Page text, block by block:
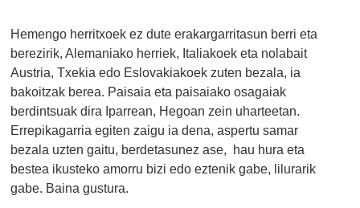
Hemengo herritxoek ez dute erakargarritasun berri eta
berezirik, Alemaniako herriek, Italiakoek eta nolabait
Austria, Txekia edo Eslovakiakoek zuten bezala, ia
bakoitzak berea. Paisaia eta paisaiako osagaiak
berdintsuak dira Iparrean, Hegoan zein uharteetan.
Errepikagarria egiten zaigu ia dena, aspertu samar
bezala uzten gaitu, berdetasunez ase, hau hura eta
bestea ikusteko amorru bizi edo eztenik gabe, lilurarik
gabe. Baina gustura.